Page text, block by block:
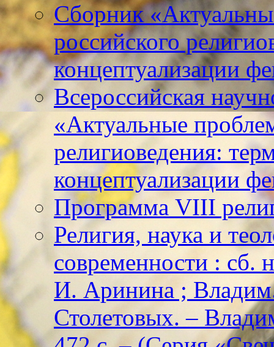
Сборник
российского
концептуализации
Всероссийская
«Актуальные
религиоведения:
концептуализации
Программа VIII
Религия, наука и
современности : сб.
И. Аринина ;
Столетовых. –